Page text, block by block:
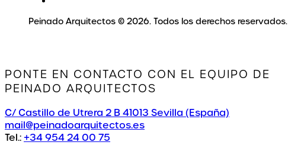
Peinado Arquitectos © 2026. Todos los derechos reservados.
PONTE EN CONTACTO CON EL EQUIPO DE
PEINADO ARQUITECTOS
C/ Castillo de Utrera 2 B 41013 Sevilla (España)
mail@peinadoarquitectos.es
Tel.:+34 954 24 00 75